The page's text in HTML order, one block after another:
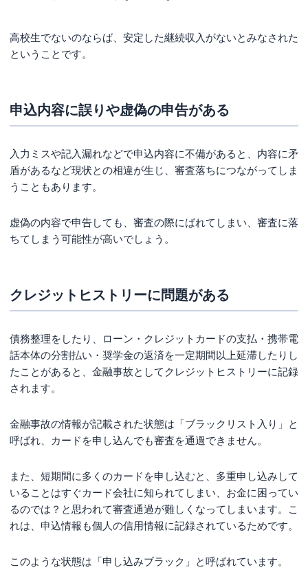
高校生でないのならば、安定した継続収入がないとみなされた
ということです。
申込内容に誤りや虚偽の申告がある
入力ミスや記入漏れなどで申込内容に不備があると、内容に矛
盾があるなど現状との相違が生じ、審査落ちにつながってしま
うこともあります。
虚偽の内容で申告しても、審査の際にばれてしまい、審査に落
ちてしまう可能性が高いでしょう。
クレジットヒストリーに問題がある
債務整理をしたり、ローン・クレジットカードの支払・携帯電
話本体の分割払い・奨学金の返済を一定期間以上延滞したりし
たことがあると、金融事故としてクレジットヒストリーに記録
されます。
金融事故の情報が記載された状態は「ブラックリスト入り」と
呼ばれ、カードを申し込んでも審査を通過できません。
また、短期間に多くのカードを申し込むと、多重申し込みして
いることはすぐカード会社に知られてしまい、お金に困ってい
るのでは？と思われて審査通過が難しくなってしまいます。こ
れは、申込情報も個人の信用情報に記録されているためです。
このような状態は「申し込みブラック」と呼ばれています。